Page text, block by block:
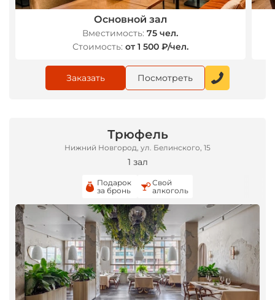
Основной зал
Вместимость: 75 чел.
Стоимость: от 1 500 ₽/чел.
Заказать Посмотреть
Трюфель
Нижний Новгород, ул. Белинского, 15
1 зал
Подарок
за бронь
Свой
алкоголь